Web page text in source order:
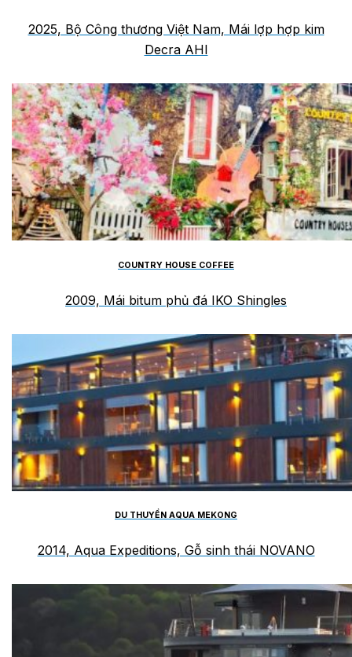
2025, Bộ Công thương Việt Nam, Mái lợp hợp kim
Decra AHI
COUNTRY HOUSE COFFEE
2009, Mái bitum phủ đá IKO Shingles
DU THUYỀN AQUA MEKONG
2014, Aqua Expeditions, Gỗ sinh thái NOVANO